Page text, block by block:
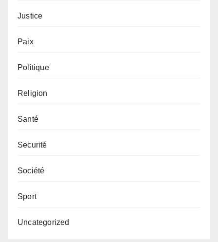
Justice
Paix
Politique
Religion
Santé
Securité
Société
Sport
Uncategorized